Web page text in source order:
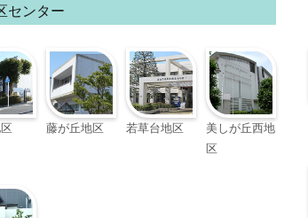
センター
藤が丘地区 若草台地区
美しが丘西地
区